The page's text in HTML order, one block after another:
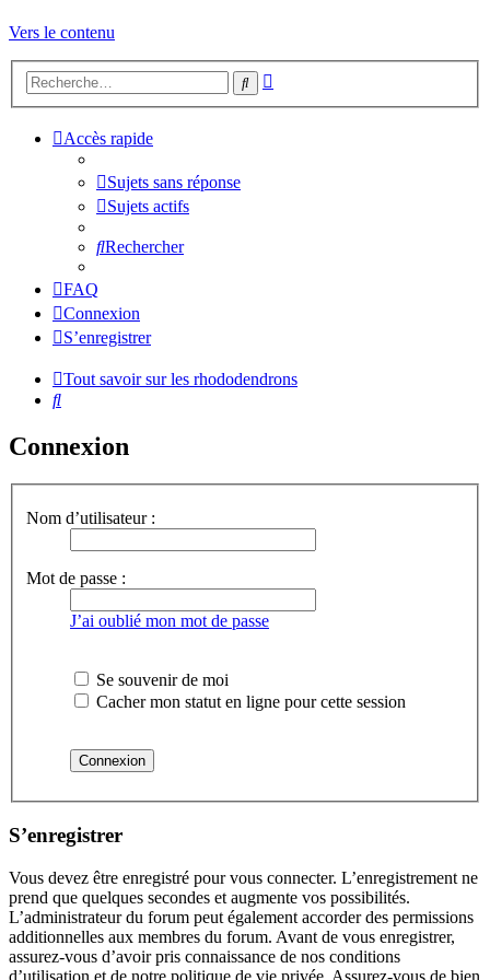
Vers le contenu
Rechercher
Accès rapide
Sujets sans réponse
Sujets actifs
Rechercher
FAQ
Connexion
S’enregistrer
Tout savoir sur les rhododendrons
Rechercher
Connexion
Nom d’utilisateur :
Mot de passe :
J’ai oublié mon mot de passe
Se souvenir de moi
Cacher mon statut en ligne pour cette session
S’enregistrer
Vous devez être enregistré pour vous connecter. L’enregistrement ne
prend que quelques secondes et augmente vos possibilités.
L’administrateur du forum peut également accorder des permissions
additionnelles aux membres du forum. Avant de vous enregistrer,
assurez-vous d’avoir pris connaissance de nos conditions
d’utilisation et de notre politique de vie privée. Assurez-vous de bien